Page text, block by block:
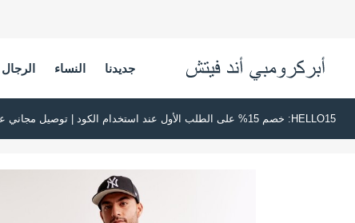
جديدنا النساء الرجال
HELLO15: خصم 15% على الطلب الأول عند استخدام الكود | توصيل مجاني على جميع الطلبات بقيمة 500 ريال سعودي أو أكثر | اشترِ الآن وادفع لاحقًا عبر تابي وتمارا